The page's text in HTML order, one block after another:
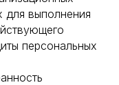
для выполнения
персональных